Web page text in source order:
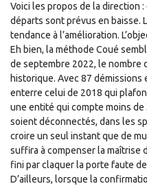
Voici les propos de la direction
départs sont prévus en baisse.
tendance à l’amélioration.
Eh bien, la méthode Coué
de septembre 2022, le nombre
historique. Avec 87
enterre celui de 2018 qui
une entité qui compte moins de
soient déconnectés, dans les
croire un seul instant que de
suffira à compenser la maîtrise
fini par claquer la porte faute
D’ailleurs, lorsque la